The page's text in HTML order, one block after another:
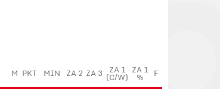
M PKT MIN ZA 2 ZA 3 ZA 1
(C/W)
ZA 1
% F